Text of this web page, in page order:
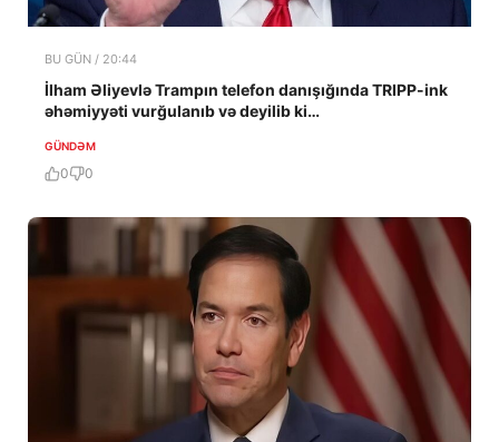
BU GÜN / 20:44
İlham Əliyevlə Trampın telefon danışığında TRIPP-ink
əhəmiyyəti vurğulanıb və deyilib ki…
GÜNDƏM
0 0